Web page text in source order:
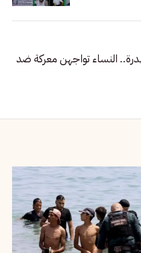
النساء تواجهن معركة ضد